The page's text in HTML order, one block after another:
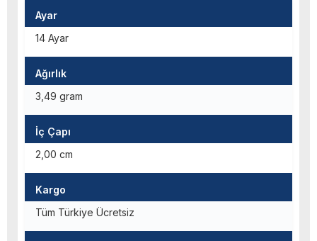
Ayar
14 Ayar
Ağırlık
3,49 gram
İç Çapı
2,00 cm
Kargo
Tüm Türkiye Ücretsiz